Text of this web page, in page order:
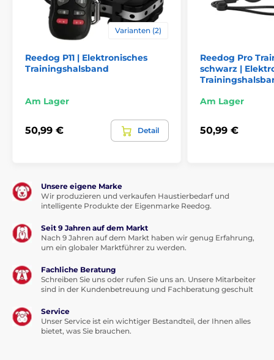
Für 3 - 9 Hunde
Varianten (2)
Reedog P11 | Elektronisches
Trainingshalsband
Am Lager
50,99 € Detail
Reedog Pro
schwarz |
Am Lager
50,99 €
Unsere eigene Marke
Wir produzieren und verkaufen Haustierbedarf und
intelligente Produkte der Eigenmarke Reedog.
Seit 9 Jahren auf dem Markt
Nach 9 Jahren auf dem Markt haben wir genug Erfahrung,
um ein globaler Marktführer zu werden.
Fachliche Beratung
Schreiben Sie uns oder rufen Sie uns an. Unsere Mitarbeiter
sind in der Kundenbetreuung und Fachberatung geschult
Service
Unser Service ist ein wichtiger Bestandteil, der Ihnen alles
bietet, was Sie brauchen.